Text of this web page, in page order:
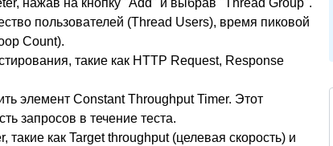
нажав на кнопку "Add" и выбрав "Thread Group".
пользователей (Thread Users), время пиковой
Count).
такие как HTTP Request, Response
элемент Constant Throughput Timer. Этот
запросов в течение теста.
как Target throughput (целевая скорость) и